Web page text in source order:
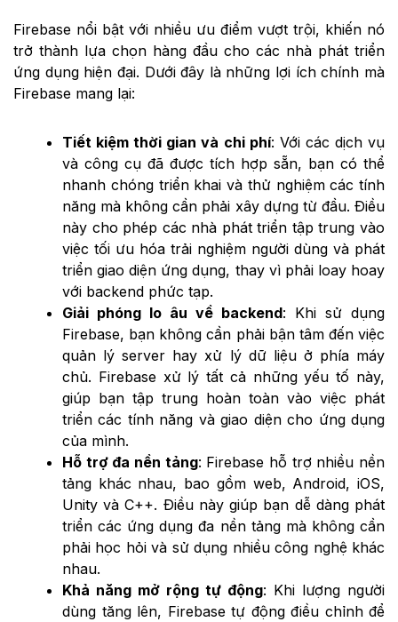
Firebase nổi bật với nhiều ưu điểm vượt trội, khiến nó
trở thành lựa chọn hàng đầu cho các nhà phát triển
ứng dụng hiện đại. Dưới đây là những lợi ích chính mà
Firebase mang lại:
Tiết kiệm thời gian và chi phí: Với các dịch vụ
và công cụ đã được tích hợp sẵn, bạn có thể
nhanh chóng triển khai và thử nghiệm các tính
năng mà không cần phải xây dựng từ đầu. Điều
này cho phép các nhà phát triển tập trung vào
việc tối ưu hóa trải nghiệm người dùng và phát
triển giao diện ứng dụng, thay vì phải loay hoay
với backend phức tạp.
Giải phóng lo âu về backend: Khi sử dụng
Firebase, bạn không cần phải bận tâm đến việc
quản lý server hay xử lý dữ liệu ở phía máy
chủ. Firebase xử lý tất cả những yếu tố này,
giúp bạn tập trung hoàn toàn vào việc phát
triển các tính năng và giao diện cho ứng dụng
của mình.
Hỗ trợ đa nền tảng: Firebase hỗ trợ nhiều nền
tảng khác nhau, bao gồm web, Android, iOS,
Unity và C++. Điều này giúp bạn dễ dàng phát
triển các ứng dụng đa nền tảng mà không cần
phải học hỏi và sử dụng nhiều công nghệ khác
nhau.
Khả năng mở rộng tự động: Khi lượng người
dùng tăng lên, Firebase tự động điều chỉnh để